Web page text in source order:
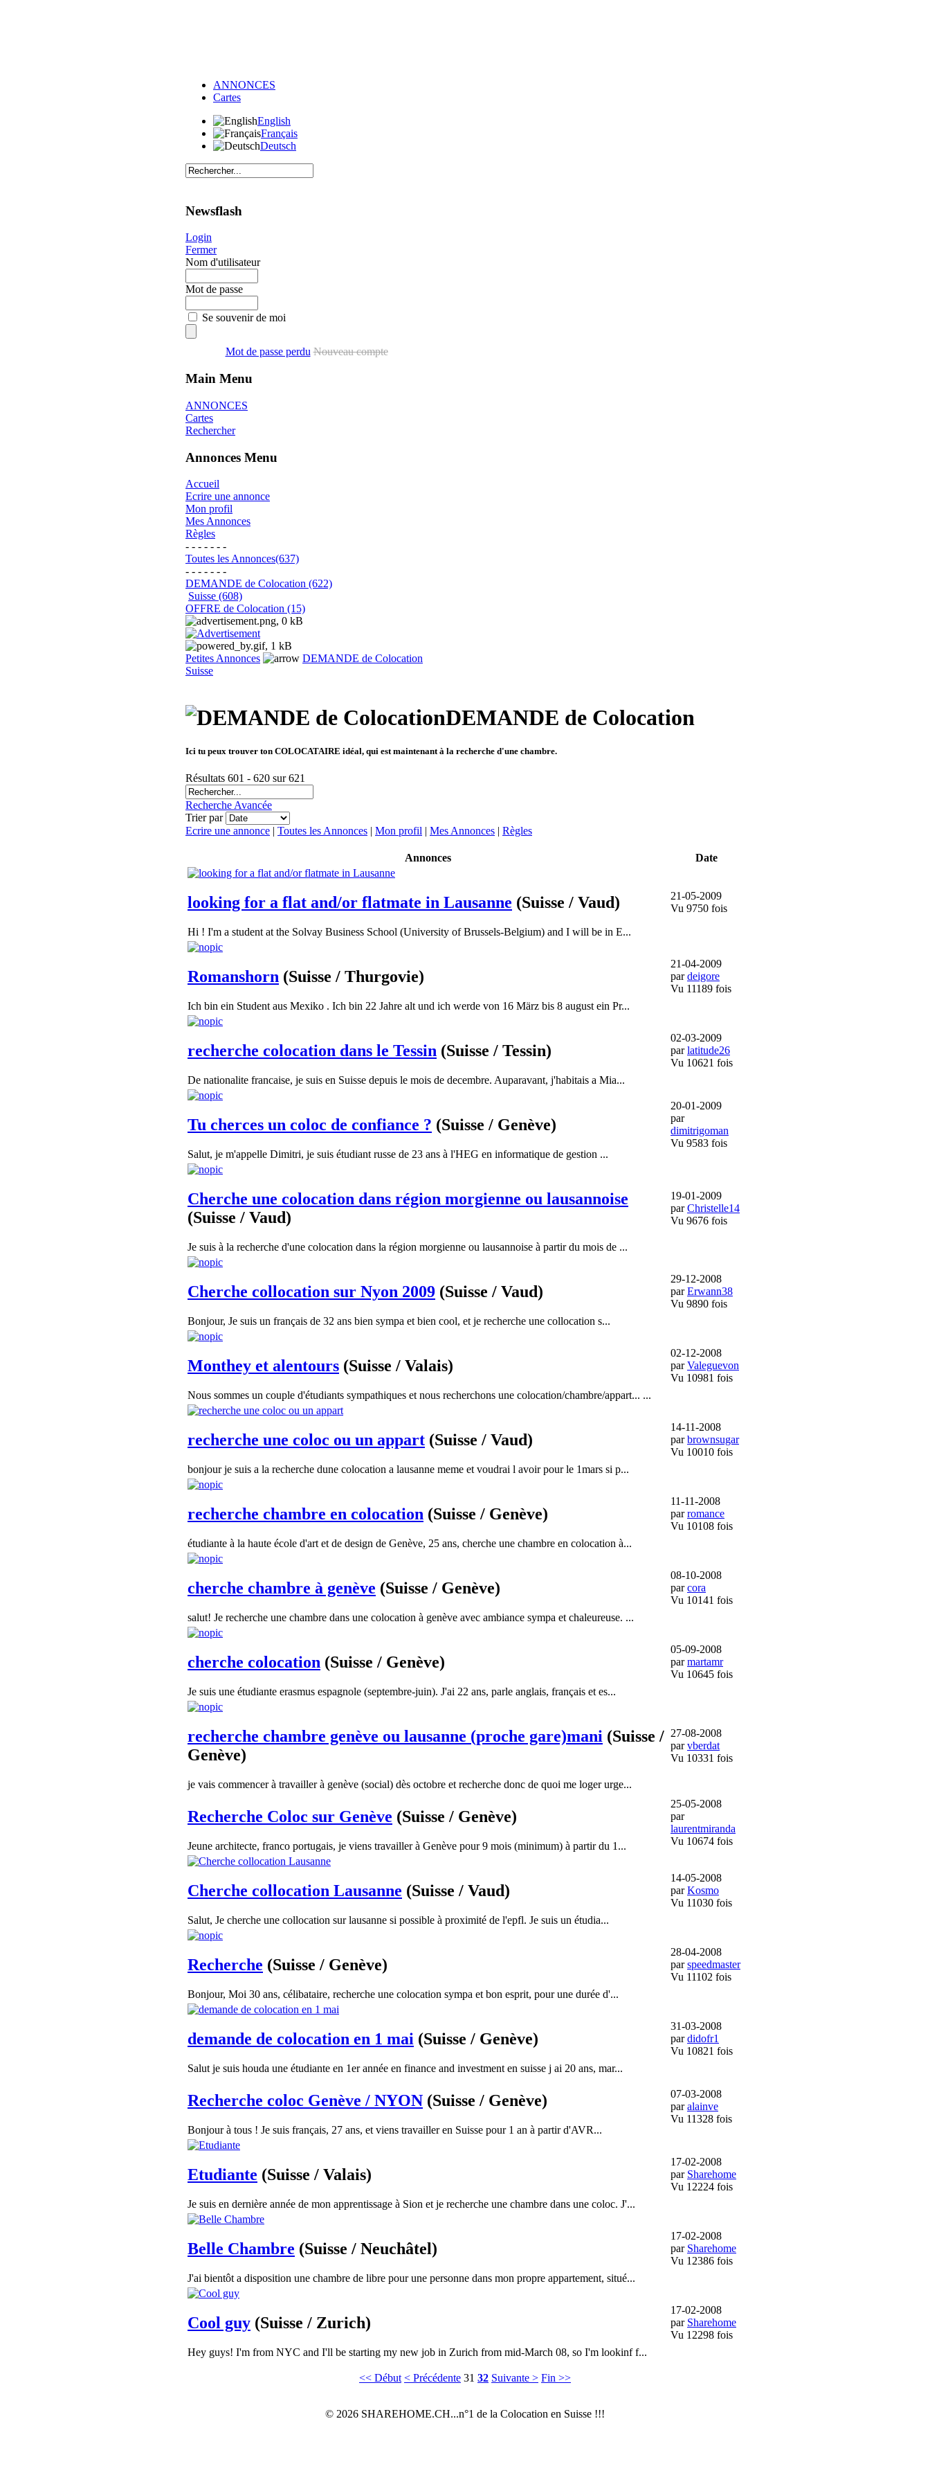
ANNONCES
Cartes
English
Français
Deutsch
Newsflash
Login
Fermer
Nom d'utilisateur
Mot de passe
Se souvenir de moi
Mot de passe perdu Nouveau compte
Main Menu
ANNONCES
Cartes
Rechercher
Annonces Menu
Accueil
Ecrire une annonce
Mon profil
Mes Annonces
Règles
- - - - - - -
Toutes les Annonces(637)
- - - - - - -
DEMANDE de Colocation (622)
Suisse (608)
OFFRE de Colocation (15)
Petites Annonces
DEMANDE de Colocation
Suisse
DEMANDE de Colocation
Ici tu peux trouver ton COLOCATAIRE idéal, qui est maintenant à la recherche d'une chambre.
Résultats 601 - 620 sur 621
Recherche Avancée
Trier par
Ecrire une annonce | Toutes les Annonces | Mon profil | Mes Annonces | Règles
Annonces Date
looking for a flat and/or flatmate in Lausanne (Suisse / Vaud)
Hi ! I'm a student at the Solvay Business School (University of Brussels-Belgium) and I will be in E...
21-05-2009
Vu 9750 fois
Romanshorn (Suisse / Thurgovie)
Ich bin ein Student aus Mexiko . Ich bin 22 Jahre alt und ich werde von 16 März bis 8 august ein Pr...
21-04-2009
pardeigore
Vu 11189 fois
recherche colocation dans le Tessin (Suisse / Tessin)
De nationalite francaise, je suis en Suisse depuis le mois de decembre. Auparavant, j'habitais a Mia...
02-03-2009
parlatitude26
Vu 10621 fois
Tu cherces un coloc de confiance ? (Suisse / Genève)
Salut, je m'appelle Dimitri, je suis étudiant russe de 23 ans à l'HEG en informatique de gestion ...
20-01-2009
par
dimitrigoman
Vu 9583 fois
Cherche une colocation dans région morgienne ou lausannoise
(Suisse / Vaud)
Je suis à la recherche d'une colocation dans la région morgienne ou lausannoise à partir du mois de ...
19-01-2009
parChristelle14
Vu 9676 fois
Cherche collocation sur Nyon 2009 (Suisse / Vaud)
Bonjour, Je suis un français de 32 ans bien sympa et bien cool, et je recherche une collocation s...
29-12-2008
parErwann38
Vu 9890 fois
Monthey et alentours (Suisse / Valais)
Nous sommes un couple d'étudiants sympathiques et nous recherchons une colocation/chambre/appart... ...
02-12-2008
parValeguevon
Vu 10981 fois
recherche une coloc ou un appart (Suisse / Vaud)
bonjour je suis a la recherche dune colocation a lausanne meme et voudrai l avoir pour le 1mars si p...
14-11-2008
parbrownsugar
Vu 10010 fois
recherche chambre en colocation (Suisse / Genève)
étudiante à la haute école d'art et de design de Genève, 25 ans, cherche une chambre en colocation à...
11-11-2008
parromance
Vu 10108 fois
cherche chambre à genève (Suisse / Genève)
salut! Je recherche une chambre dans une colocation à genève avec ambiance sympa et chaleureuse. ...
08-10-2008
parcora
Vu 10141 fois
cherche colocation (Suisse / Genève)
Je suis une étudiante erasmus espagnole (septembre-juin). J'ai 22 ans, parle anglais, français et es...
05-09-2008
parmartamr
Vu 10645 fois
recherche chambre genève ou lausanne (proche gare)mani (Suisse /
Genève)
je vais commencer à travailler à genève (social) dès octobre et recherche donc de quoi me loger urge...
27-08-2008
parvberdat
Vu 10331 fois
Recherche Coloc sur Genève (Suisse / Genève)
Jeune architecte, franco portugais, je viens travailler à Genève pour 9 mois (minimum) à partir du 1...
25-05-2008
par
laurentmiranda
Vu 10674 fois
Cherche collocation Lausanne (Suisse / Vaud)
Salut, Je cherche une collocation sur lausanne si possible à proximité de l'epfl. Je suis un étudia...
14-05-2008
parKosmo
Vu 11030 fois
Recherche (Suisse / Genève)
Bonjour, Moi 30 ans, célibataire, recherche une colocation sympa et bon esprit, pour une durée d'...
28-04-2008
parspeedmaster
Vu 11102 fois
demande de colocation en 1 mai (Suisse / Genève)
Salut je suis houda une étudiante en 1er année en finance and investment en suisse j ai 20 ans, mar...
31-03-2008
pardidofr1
Vu 10821 fois
Recherche coloc Genève / NYON (Suisse / Genève)
Bonjour à tous ! Je suis français, 27 ans, et viens travailler en Suisse pour 1 an à partir d'AVR...
07-03-2008
paralainve
Vu 11328 fois
Etudiante (Suisse / Valais)
Je suis en dernière année de mon apprentissage à Sion et je recherche une chambre dans une coloc. J'...
17-02-2008
par Sharehome
Vu 12224 fois
Belle Chambre (Suisse / Neuchâtel)
J'ai bientôt a disposition une chambre de libre pour une personne dans mon propre appartement, situé...
17-02-2008
par Sharehome
Vu 12386 fois
Cool guy (Suisse / Zurich)
Hey guys! I'm from NYC and I'll be starting my new job in Zurich from mid-March 08, so I'm lookinf f...
17-02-2008
par Sharehome
Vu 12298 fois
<< Début < Précédente 31 32 Suivante > Fin >>
© 2026 SHAREHOME.CH...n°1 de la Colocation en Suisse !!!